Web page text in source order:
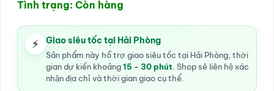
Tình trạng: Còn hàng
⚡ Giao siêu tốc tại Hải Phòng
Sản phẩm này hỗ trợ giao siêu tốc tại Hải Phòng, thời
gian dự kiến khoảng15 - 30 phút . Shop sẽ liên hệ xác
nhận địa chỉ và thời gian giao cụ thể.